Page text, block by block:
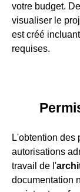
votre budget.
visualiser le
est créé
requises.
L'obtention des
autorisations
travail de l'
documentation